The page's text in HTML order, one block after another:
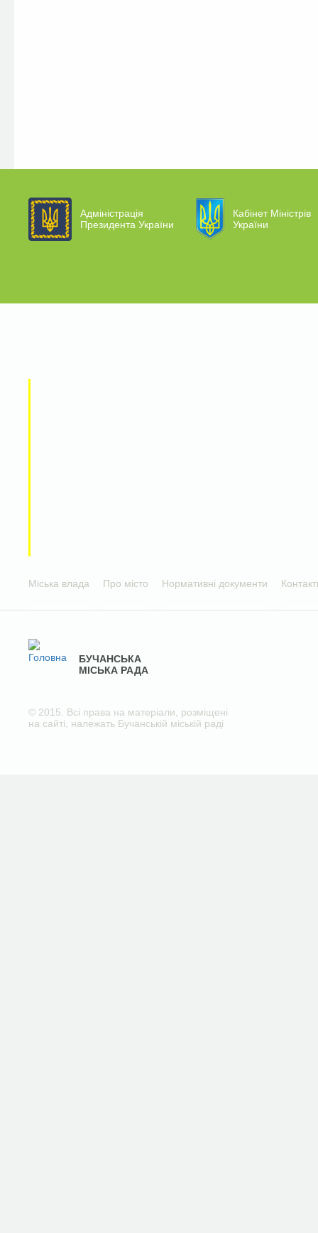
Адміністрація
Президента України
Кабінет Міністрів
України
Міська влада Про місто Нормативні документи
БУЧАНСЬКА
МІСЬКА РАДА
© 2015. Всі права на матеріали, розміщені
на сайті, належать Бучанській міській раді